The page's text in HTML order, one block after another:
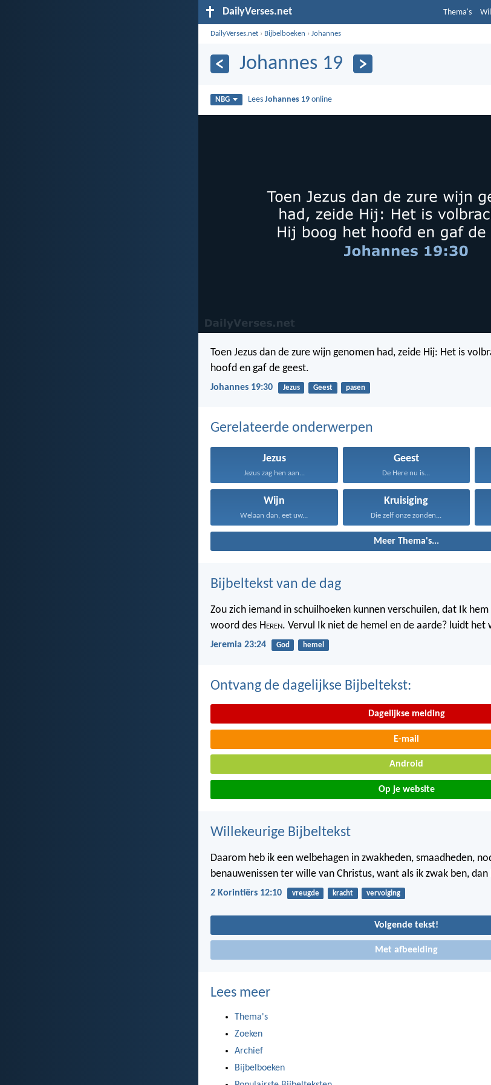
DailyVerses.net Thema's
DailyVerses.net › Bijbelboeken ›Johannes
Johannes 19
NBG LeesJohannes 19 online
Toen Jezus dan de zure wijn genomen had, zeide Hij: Het is
hoofd en gaf de geest.
Johannes 19:30 Jezus Geest pasen
Gerelateerde onderwerpen
Jezus
Jezus zag hen aan...
Geest
De Here nu is...
Wijn
Welaan dan, eet uw...
Kruisiging
Die zelf onze zonden...
Meer Thema's...
Bijbeltekst van de dag
Zou zich iemand in schuilhoeken kunnen verschuilen, dat Ik
woord des Heren. Vervul Ik niet de hemel en de aarde? luidt het
Jeremia 23:24 God hemel
Ontvang de dagelijkse Bijbeltekst:
Dagelijkse melding
E-mail
Android
Op je website
Willekeurige Bijbeltekst
Daarom heb ik een welbehagen in zwakheden, smaadheden,
benauwenissen ter wille van Christus, want als ik zwak ben,
2 Korintiërs 12:10 vreugde kracht vervolging
Volgende tekst!
Met afbeelding
Lees meer
Thema's
Zoeken
Archief
Bijbelboeken